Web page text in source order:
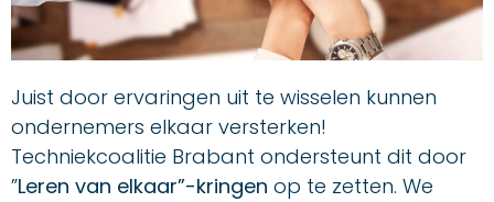
Juist door ervaringen uit te wisselen kunnen
ondernemers elkaar versterken!
Techniekcoalitie Brabant ondersteunt dit door
”Leren van elkaar”-kringen op te zetten. We